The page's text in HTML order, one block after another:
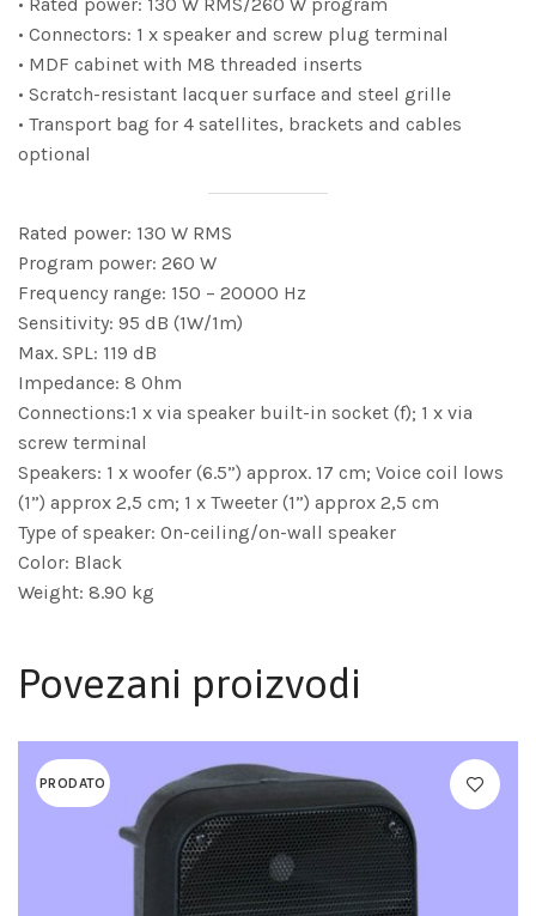
• Connectors: 1 x speaker and screw plug terminal
• MDF cabinet with M8 threaded inserts
• Scratch-resistant lacquer surface and steel grille
• Transport bag for 4 satellites, brackets and cables
optional
Rated power: 130 W RMS
Program power: 260 W
Frequency range: 150 – 20000 Hz
Sensitivity: 95 dB (1W/1m)
Max. SPL: 119 dB
Impedance: 8 Ohm
Connections:1 x via speaker built-in socket (f); 1 x via
screw terminal
Speakers: 1 x woofer (6.5”) approx. 17 cm; Voice coil lows
(1”) approx 2,5 cm; 1 x Tweeter (1”) approx 2,5 cm
Type of speaker: On-ceiling/on-wall speaker
Color: Black
Weight: 8.90 kg
Povezani proizvodi
PRODATO